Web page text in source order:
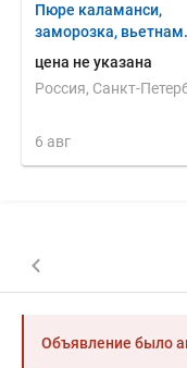
Пюре каламанси,
заморозка, вьетнам.
цена не указана
Россия, Санкт-
6 авг
Назад к списку
Объявление было